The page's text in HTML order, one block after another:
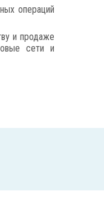
операций
и продаже
сети и